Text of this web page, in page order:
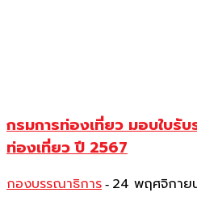
กรมการท่องเที่ยว มอบใบรั
ท่องเที่ยว ปี 2567
กองบรรณาธิการ - 24 พฤศจิกาย